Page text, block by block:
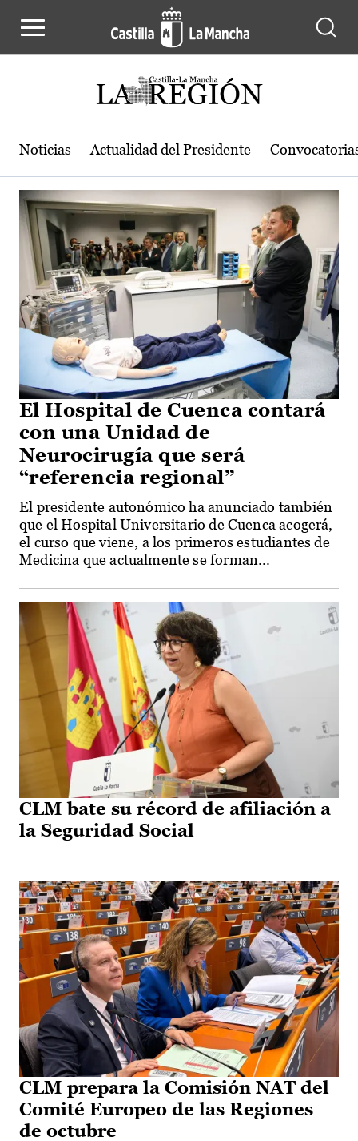
Actualidad de la región de Castilla-
Noticias Actualidad del Presidente
El Hospital de Cuenca contará
con una Unidad de
Neurocirugía que será
“referencia regional”
El presidente autonómico ha anunciado también
que el Hospital Universitario de Cuenca acogerá,
el curso que viene, a los primeros estudiantes de
Medicina que actualmente se forman...
CLM bate su récord de afiliación a
la Seguridad Social
CLM prepara la Comisión NAT del
Comité Europeo de las Regiones
de octubre